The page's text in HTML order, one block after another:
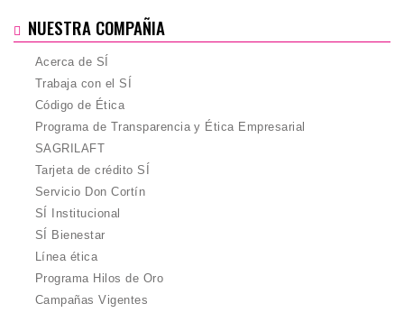
NUESTRA COMPAÑIA
Acerca de SÍ
Trabaja con el SÍ
Código de Ética
Programa de Transparencia y Ética Empresarial
SAGRILAFT
Tarjeta de crédito SÍ
Servicio Don Cortín
SÍ Institucional
SÍ Bienestar
Línea ética
Programa Hilos de Oro
Campañas Vigentes